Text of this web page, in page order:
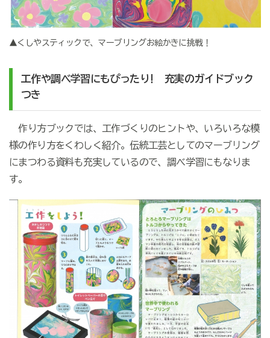
▲くしやスティックで、マーブリングお絵かきに挑戦！
工作や調べ学習にもぴったり! 充実のガイドブック
つき
作り方ブックでは、工作づくりのヒントや、いろいろな模
様の作り方をくわしく紹介。伝統工芸としてのマーブリング
にまつわる資料も充実しているので、調べ学習にもなりま
す。